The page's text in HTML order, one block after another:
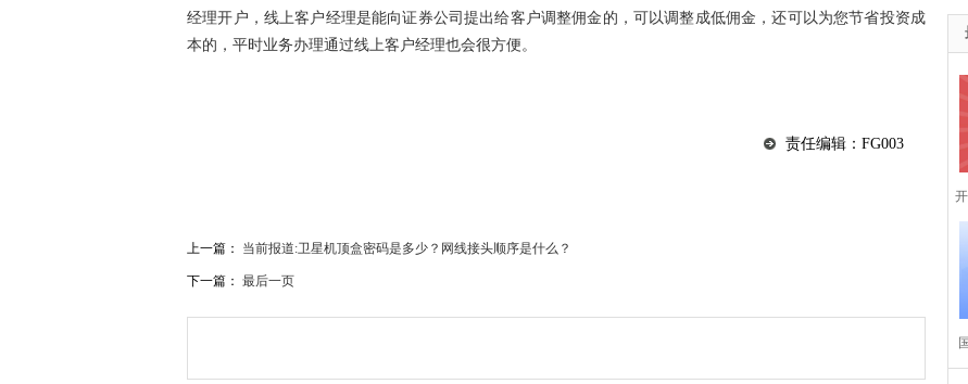
经理开户 ，线上客户经理是能向证券公司提出给客户调整佣金的，可以调整成低佣金，还可以为您节省投资成
本的， 平时业务办理通过线上客户经理也会很方便。
责任编辑：FG003
上一篇： 当前报道:卫星机顶盒密码是多少？网线接头顺序是什么？
下一篇： 最后一页